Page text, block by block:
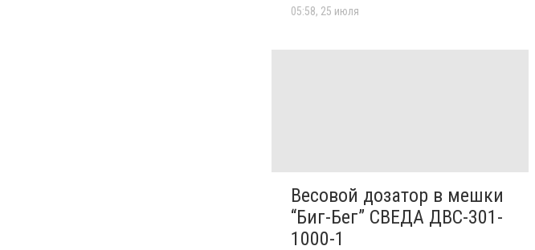
05:58, 25 июля
Весовой дозатор в мешки
“Биг-Бег” СВЕДА ДВС-301-
1000-1